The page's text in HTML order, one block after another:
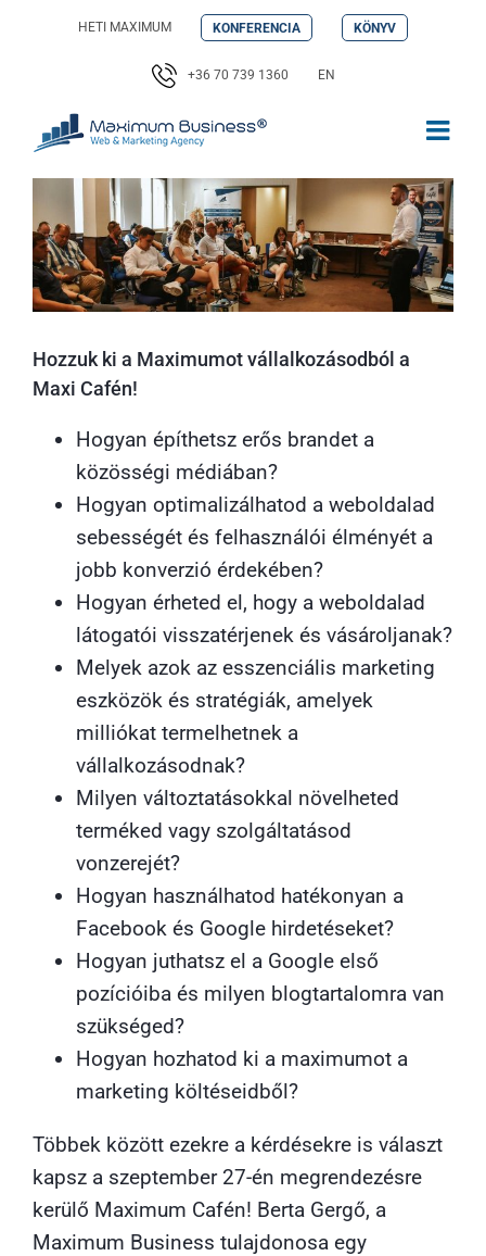
HETI MAXIMUM KONFERENCIA KÖNYV
+36 70 739 1360 EN
Hozzuk ki a Maximumot vállalkozásodból a
Maxi Cafén!
Hogyan építhetsz erős brandet a
közösségi médiában?
Hogyan optimalizálhatod a weboldalad
sebességét és felhasználói élményét a
jobb konverzió érdekében?
Hogyan érheted el, hogy a weboldalad
látogatói visszatérjenek és vásároljanak?
Melyek azok az esszenciális marketing
eszközök és stratégiák, amelyek
milliókat termelhetnek a
vállalkozásodnak?
Milyen változtatásokkal növelheted
terméked vagy szolgáltatásod
vonzerejét?
Hogyan használhatod hatékonyan a
Facebook és Google hirdetéseket?
Hogyan juthatsz el a Google első
pozícióiba és milyen blogtartalomra van
szükséged?
Hogyan hozhatod ki a maximumot a
marketing költéseidből?
Többek között ezekre a kérdésekre is választ
kapsz a szeptember 27-én megrendezésre
kerülő Maximum Cafén! Berta Gergő, a
Maximum Business tulajdonosa egy